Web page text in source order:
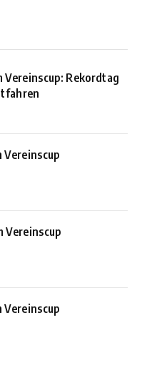
Vereinscup: Rekordtag
Vereinscup
Vereinscup
Vereinscup